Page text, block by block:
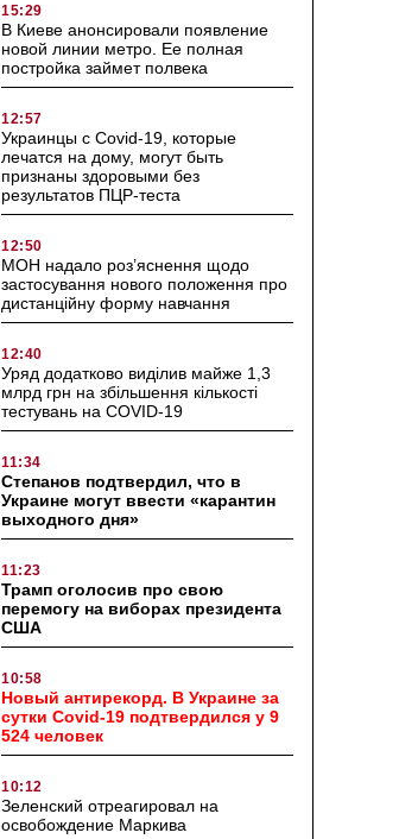
15:29
В Киеве анонсировали появление
новой линии метро. Ее полная
постройка займет полвека
12:57
Украинцы с Covid-19, которые
лечатся на дому, могут быть
признаны здоровыми без
результатов ПЦР-теста
12:50
МОН надало роз’яснення щодо
застосування нового положення про
дистанційну форму навчання
12:40
Уряд додатково виділив майже 1,3
млрд грн на збільшення кількості
тестувань на COVID-19
11:34
Степанов подтвердил, что в
Украине могут ввести «карантин
выходного дня»
11:23
Трамп оголосив про свою
перемогу на виборах президента
США
10:58
Новый антирекорд. В Украине за
сутки Covid-19 подтвердился у 9
524 человек
10:12
Зеленский отреагировал на
освобождение Маркива